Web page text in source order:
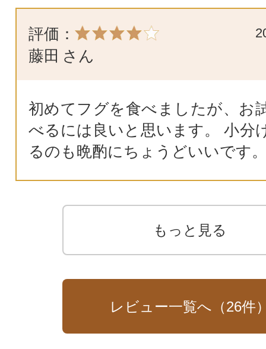
評価：
藤田 さん
初めてフグを食べましたが、お
べるには良いと思います。 小分
るのも晩酌にちょうどいいです
もっと見る
レビュー一覧へ（26件